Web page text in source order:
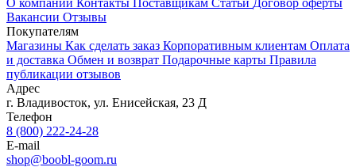
Вакансии Отзывы
Покупателям
Магазины Как сделать заказ Корпоративным клиентам Оплата
и доставка Обмен и возврат Подарочные карты Правила
публикации отзывов
Адрес
г. Владивосток, ул. Енисейская, 23 Д
Телефон
8 (800) 222-24-28
E-mail
shop@boobl-goom.ru